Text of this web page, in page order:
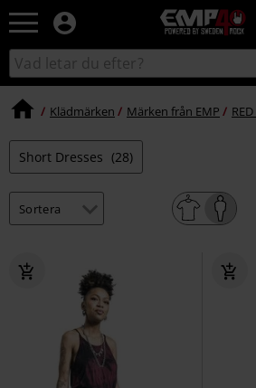
EMP
-
Musik,
TV
&
Sök
i
Klädmärken Märken från EMP
Short Dresses (28)